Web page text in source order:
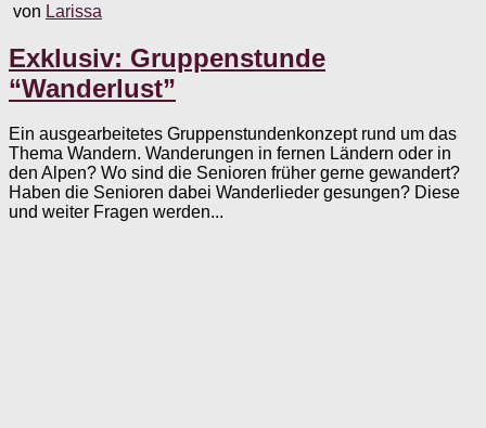
von Larissa
Exklusiv: Gruppenstunde
“Wanderlust”
Ein ausgearbeitetes Gruppenstundenkonzept rund um das
Thema Wandern. Wanderungen in fernen Ländern oder in
den Alpen? Wo sind die Senioren früher gerne gewandert?
Haben die Senioren dabei Wanderlieder gesungen? Diese
und weiter Fragen werden...